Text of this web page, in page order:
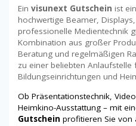
Ein visunext Gutschein ist
hochwertige Beamer,
professionelle Medientechnik
Kombination aus großer
Beratung und regelmäßigen
zu einer beliebten Anlaufstelle
Bildungseinrichtungen und
Ob Präsentationstechnik,
Heimkino-Ausstattung – mit
Gutschein profitieren Sie von